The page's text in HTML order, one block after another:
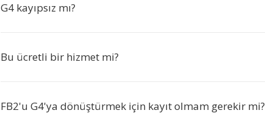
G4 kayıpsız mı?
Bu ücretli bir hizmet mi?
FB2'u G4'ya dönüştürmek için kayıt olmam gerekir mi?